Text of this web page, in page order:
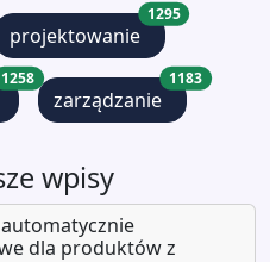
projektowanie
1295
1258
zarządzanie
1183
wpisy
dla produktów z